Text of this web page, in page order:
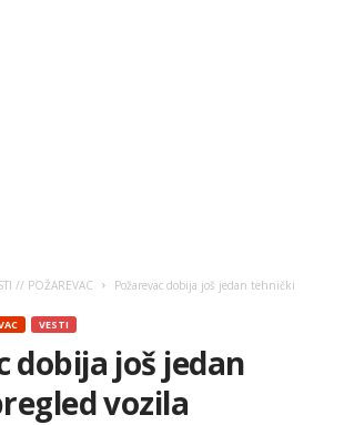
// POŽAREVAC
Požarevac dobija još jedan tehnički
VESTI
dobija još jedan
vozila